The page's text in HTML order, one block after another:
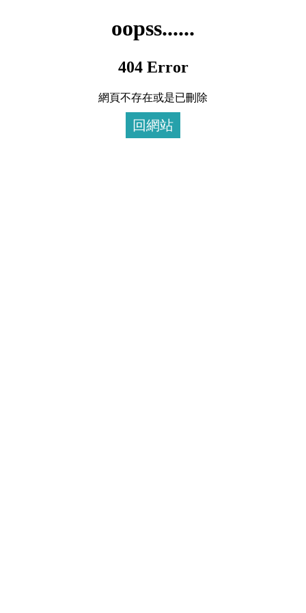
oopss......
404 Error
網頁不存在或是已刪除
回網站